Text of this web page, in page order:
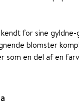
for sine
blomster
en del af en